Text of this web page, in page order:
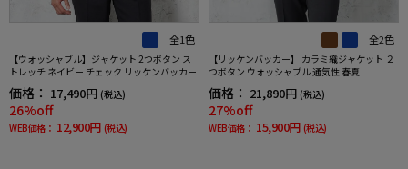
全1色
【ウォッシャブル】ジャケット 2つボタン ス
トレッチ ネイビー チェック リッケンバッカー
価格： 17,490円 (税込)
26%off
WEB価格： 12,900円 (税込)
全2色
【リッケンバッカー】 カラミ織ジャケット ２
つボタン ウォッシャブル 通気性 春夏
価格： 21,890円 (税込)
27%off
WEB価格： 15,900円 (税込)